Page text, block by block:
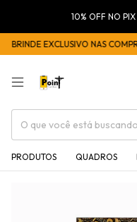
10% OFF NO
BRINDE EXCLUSIVO NAS
PRODUTOS QUADROS